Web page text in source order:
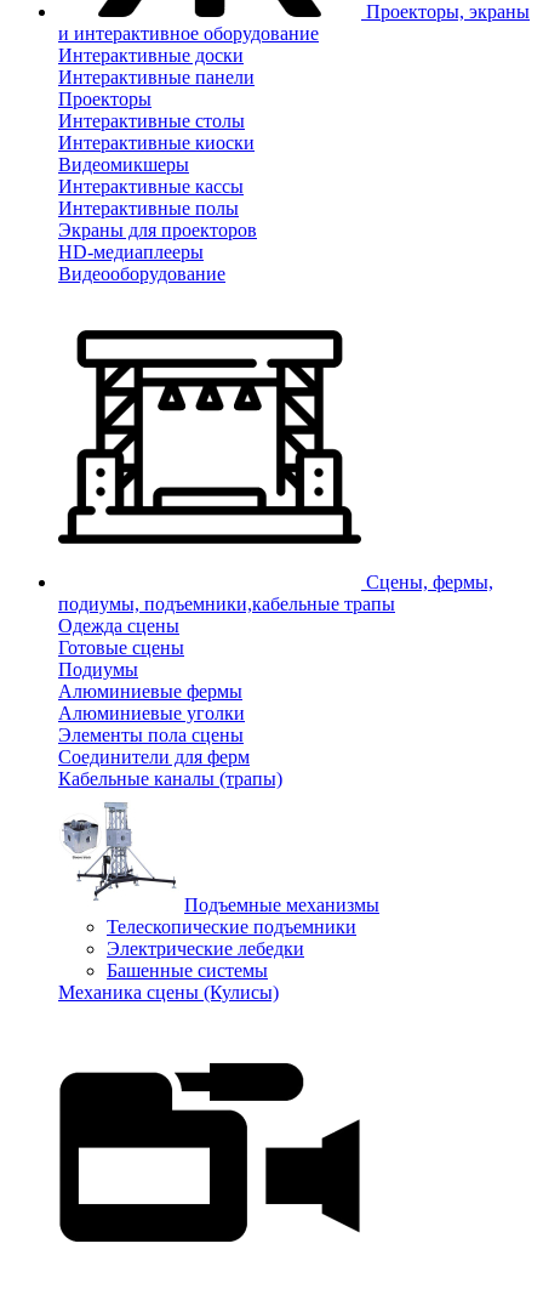
Проекторы, экраны
и интерактивное оборудование
Интерактивные доски
Интерактивные панели
Проекторы
Интерактивные столы
Интерактивные киоски
Видеомикшеры
Интерактивные кассы
Интерактивные полы
Экраны для проекторов
HD-медиаплееры
Видеооборудование
Сцены, фермы,
подиумы, подъемники,кабельные трапы
Одежда сцены
Готовые сцены
Подиумы
Алюминиевые фермы
Алюминиевые уголки
Элементы пола сцены
Соединители для ферм
Кабельные каналы (трапы)
Подъемные механизмы
Телескопические подъемники
Электрические лебедки
Башенные системы
Механика сцены (Кулисы)